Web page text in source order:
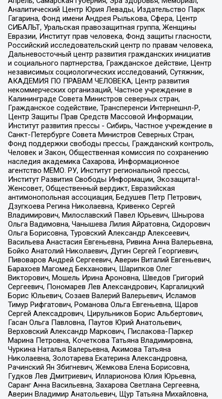
Аналитический Центр Юрия Левады, Издательство Парк
Гагарина, Фонд имени Андрея Рылькова, Сфера, Центр
СИБАЛЬТ, Уральская правозащитная группа, Женщины
Евразии, Институт прав человека, Фонд защиты гласности,
Российский исследовательский центр по правам человека,
Дальневосточный центр развития гражданских инициатив
и социального партнерства, Гражданское действие, Центр
независимых социологических исследований, Сутяжник,
АКАДЕМИЯ ПО ПРАВАМ ЧЕЛОВЕКА, Центр развития
некоммерческих организаций, Частное учреждение в
Калининграде Совета Министров северных стран,
Гражданское содействие, Трансперенси Интернешнл-Р,
Центр Защиты Прав Средств Массовой Информации,
Институт развития прессы - Сибирь, Частное учреждение в
Санкт-Петербурге Совета Министров Северных Стран,
Фонд поддержки свободы прессы, Гражданский контроль,
Человек и Закон, Общественная комиссия по сохранению
наследия академика Сахарова, Информационное
агентство МЕМО. РУ, Институт региональной прессы,
Институт Развития Свободы Информации, Экозащита!-
Женсовет, Общественный вердикт, Евразийская
антимонопольная ассоциация, Бедушев Петр Петрович,
Дзугкоева Регина Николаевна, Кривенко Сергей
Владимирович, Милославский Павел Юрьевич, Шнырова
Ольга Вадимовна, Чанышева Лилия Айратовна, Сидорович
Ольга Борисовна, Туровский Александр Алексеевич,
Васильева Анастасия Евгеньевна, Ривина Анна Валерьевна,
Бойко Анатолий Николаевич, Дугин Сергей Георгиевич,
Пивоваров Андрей Сергеевич, Аверин Виталий Евгеньевич,
Барахоев Магомед Бекханович, Шарипков Олег
Викторович, Мошель Ирина Ароновна, Шведов Григорий
Сергеевич, Пономарев Лев Александрович, Каргалицкий
Борис Юльевич, Созаев Валерий Валерьевич, Исламов
Тимур Рифгатович, Романова Ольга Евгеньевна, Щаров
Сергей Алексадрович, Цирульников Борис Альбертович,
Гасан Ольга Павловна, Паутов Юрий Анатольевич,
Верховский Александр Маркович, Пислакова-Паркер
Марина Петровна, Кочеткова Татьяна Владимировна,
Чуркина Наталья Валерьевна, Акимова Татьяна
Николаевна, Золотарева Екатерина Александровна,
Рачинский Ян Збигневич, Жемкова Елена Борисовна,
Гудков Лев Дмитриевич, Илларионова Юлия Юрьевна,
Саранг Анна Васильевна, Захарова Светлана Сергеевна,
Аверин Владимир Анатольевич, Щур Татьяна Михайловна,